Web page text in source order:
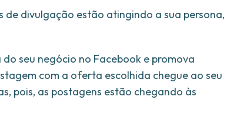
divulgação estão atingindo a sua persona,
seu negócio no Facebook e promova
com a oferta escolhida chegue ao seu
pois, as postagens estão chegando às